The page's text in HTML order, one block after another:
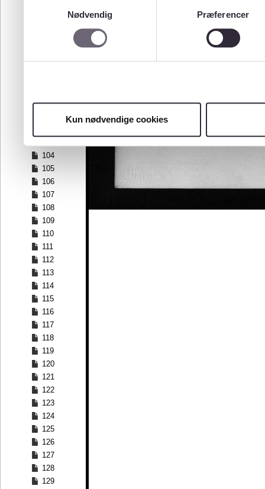
Nødvendig
Præferencer
Kun nødvendige cookies
97
100
104
105
106
107
108
109
110
111
112
113
114
115
116
117
118
119
120
121
122
123
124
125
126
127
128
129